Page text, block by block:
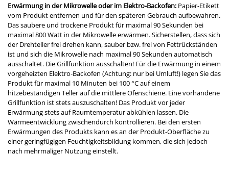
Erwärmung in der Mikrowelle oder im Elektro-Backofen: Papier-Etikett
vom Produkt entfernen und für den späteren Gebrauch aufbewahren.
Das saubere und trockene Produkt für maximal 90 Sekunden bei
maximal 800 Watt in der Mikrowelle erwärmen. Sicherstellen, dass sich
der Drehteller frei drehen kann, sauber bzw. frei von Fettrückständen
ist und sich die Mikrowelle nach maximal 90 Sekunden automatisch
ausschaltet. Die Grillfunktion ausschalten! Für die Erwärmung in einem
vorgeheizten Elektro-Backofen (Achtung: nur bei Umluft!) legen Sie das
Produkt für maximal 10 Minuten bei 100 °C auf einem
hitzebeständigen Teller auf die mittlere Ofenschiene. Eine vorhandene
Grillfunktion ist stets auszuschalten! Das Produkt vor jeder
Erwärmung stets auf Raumtemperatur abkühlen lassen. Die
Wärmeentwicklung zwischendurch kontrollieren. Bei den ersten
Erwärmungen des Produkts kann es an der Produkt-Oberfläche zu
einer geringfügigen Feuchtigkeitsbildung kommen, die sich jedoch
nach mehrmaliger Nutzung einstellt.